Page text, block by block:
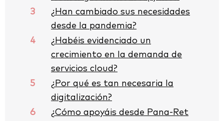
3
¿Han cambiado sus necesidades
desde la pandemia?
4
¿Habéis evidenciado un
crecimiento en la demanda de
servicios cloud?
5
¿Por qué es tan necesaria la
digitalización?
6
¿Cómo apoyáis desde Pana-Ret